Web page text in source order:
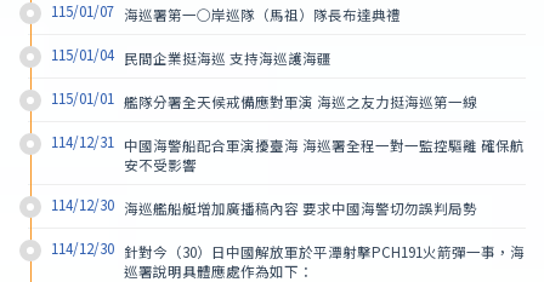
115/01/07 海巡署第一○岸巡隊（馬祖）隊長布達典禮
115/01/04 民間企業挺海巡 支持海巡護海疆
115/01/01 艦隊分署全天候戒備應對軍演 海巡之友力挺海巡第一線
114/12/31
中國海警船配合軍演擾臺海 海巡署全程一對一監控驅離 確保航
安不受影響
114/12/30 海巡艦船艇增加廣播稿內容 要求中國海警切勿誤判局勢
114/12/30 針對今（30）日中國解放軍於平潭射擊PCH191火箭彈一事，海
巡署說明具體應處作為如下：